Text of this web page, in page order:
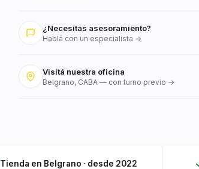
¿Necesitás asesoramiento?
Hablá con un especialista →
Visitá nuestra oficina
Belgrano, CABA — con turno previo →
Tienda en Belgrano · desde 2022